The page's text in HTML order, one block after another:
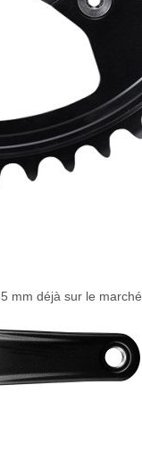
mm déjà sur le marché.